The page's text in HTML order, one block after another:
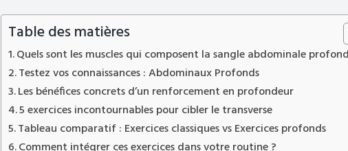
Table des matières
Quels sont les muscles qui composent la sangle abdominale
Testez vos connaissances : Abdominaux Profonds
Les bénéfices concrets d’un renforcement en profondeur
5 exercices incontournables pour cibler le transverse
Tableau comparatif : Exercices classiques vs Exercices profonds